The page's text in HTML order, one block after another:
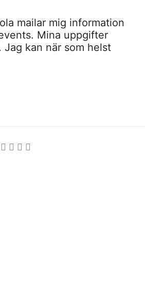
mailar mig information
Mina uppgifter
kan när som helst